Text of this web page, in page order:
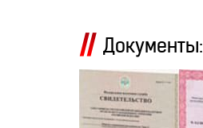
Документы: